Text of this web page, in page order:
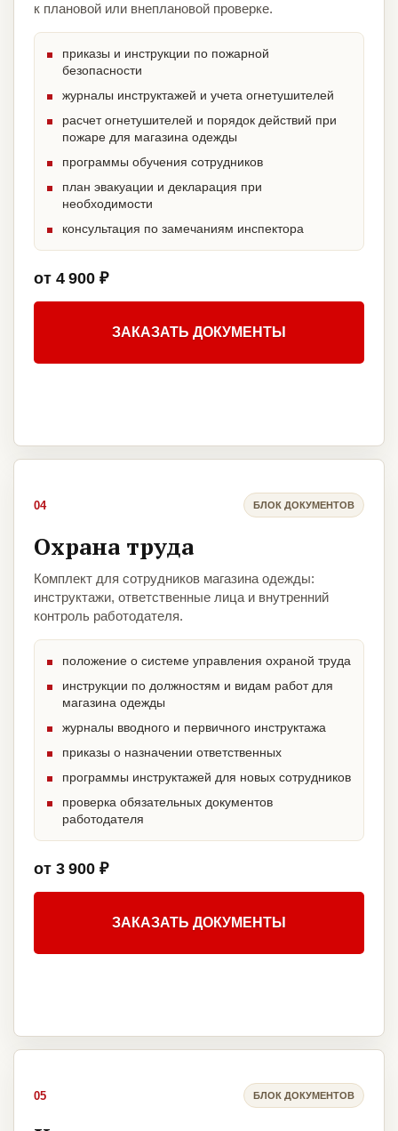
к плановой или внеплановой проверке.
приказы и инструкции по пожарной
безопасности
журналы инструктажей и учета огнетушителей
расчет огнетушителей и порядок действий при
пожаре для магазина одежды
программы обучения сотрудников
план эвакуации и декларация при
необходимости
консультация по замечаниям инспектора
от 4 900 ₽
ЗАКАЗАТЬ ДОКУМЕНТЫ
04 БЛОК ДОКУМЕНТОВ
Охрана труда
Комплект для сотрудников магазина одежды:
инструктажи, ответственные лица и внутренний
контроль работодателя.
положение о системе управления охраной труда
инструкции по должностям и видам работ для
магазина одежды
журналы вводного и первичного инструктажа
приказы о назначении ответственных
программы инструктажей для новых сотрудников
проверка обязательных документов
работодателя
от 3 900 ₽
ЗАКАЗАТЬ ДОКУМЕНТЫ
05 БЛОК ДОКУМЕНТОВ